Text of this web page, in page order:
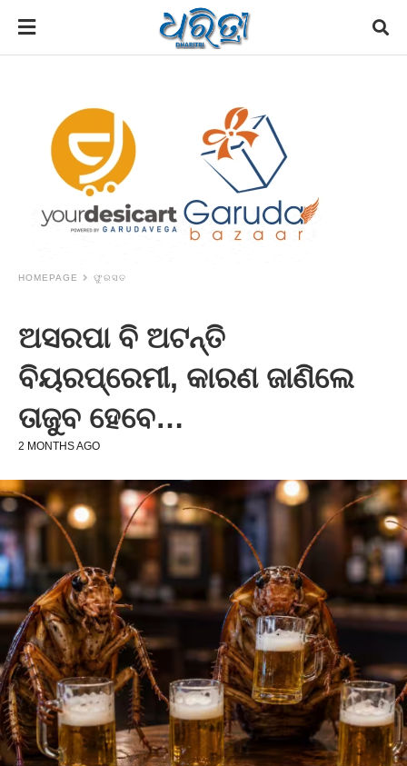
HOMEPAGE ଫୁରସତ
ଅସରପା ବି ଅଟନ୍ତି
ବିୟରପ୍ରେମୀ, କାରଣ ଜାଣିଲେ
ତାଜୁବ ହେବେ…
2 MONTHS AGO